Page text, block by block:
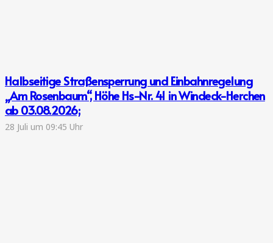
Halbseitige Straßensperrung und Einbahnregelung
„Am Rosenbaum“, Höhe Hs-Nr. 41 in Windeck-Herchen
ab 03.08.2026;
28 Juli um 09:45 Uhr